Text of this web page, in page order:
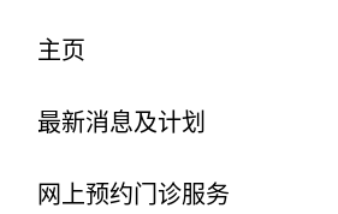
主页
最新消息及计划
网上预约门诊服务